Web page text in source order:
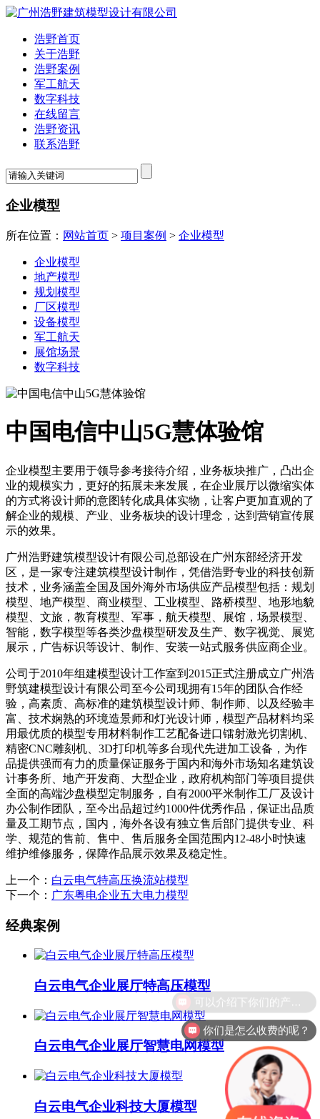
浩野首页
关于浩野
浩野案例
军工航天
数字科技
在线留言
浩野资讯
联系浩野
企业模型
所在位置： 网站首页 > 项目案例 > 企业模型
企业模型
地产模型
规划模型
厂区模型
设备模型
军工航天
展馆场景
数字科技
中国电信中山5G慧体验馆
企业模型主要用于领导参考接待介绍，业务板块推广，凸出企
业的规模实力，更好的拓展未来发展，在企业展厅以微缩实体
的方式将设计师的意图转化成具体实物，让客户更加直观的了
解企业的规模、产业、业务板块的设计理念，达到营销宣传展
示的效果。
广州浩野建筑模型设计有限公司总部设在广州东部经济开发
区，是一家专注建筑模型设计制作，凭借浩野专业的科技创新
技术，业务涵盖全国及国外海外市场供应产品模型包括：规划
模型、地产模型、商业模型、工业模型、路桥模型、地形地貌
模型、文旅，教育模型、军事，航天模型、展馆，场景模型、
智能，数字模型等各类沙盘模型研发及生产、数字视觉、展览
展示，广告标识等设计、制作、安装一站式服务供应商企业。
公司于2010年组建模型设计工作室到2015正式注册成立广州浩
野筑建模型设计有限公司至今公司现拥有15年的团队合作经
验，高素质、高标准的建筑模型设计师、制作师、以及经验丰
富、技术娴熟的环境造景师和灯光设计师，模型产品材料均采
用最优质的模型专用材料制作工艺配备进口镭射激光切割机、
精密CNC雕刻机、3D打印机等多台现代先进加工设备，为作
品提供强而有力的质量保证服务于国内和海外市场知名建筑设
计事务所、地产开发商、大型企业，政府机构部门等项目提供
全面的高端沙盘模型定制服务，自有2000平米制作工厂及设计
办公制作团队，至今出品超过约1000件优秀作品，保证出品质
量及工期节点，国内，海外各设有独立售后部门提供专业、科
学、规范的售前、售中、售后服务全国范围内12-48小时快速
维护维修服务，保障作品展示效果及稳定性。
上一个： 白云电气特高压换流站模型
下一个： 广东粤电企业五大电力模型
经典案例
白云电气企业展厅特高压模型
白云电气企业展厅智慧电网模型
白云电气企业科技大厦模型
你们是怎么收费的呢？